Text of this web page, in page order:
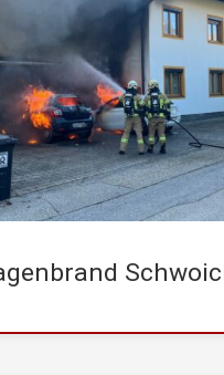
die STADTFEUERWEHR
eines Mehrfamilienhauses
Ausgerückt wurde mit der
zur Unterstützung der
standen zwei PKW in
auf den Dachstuhl der